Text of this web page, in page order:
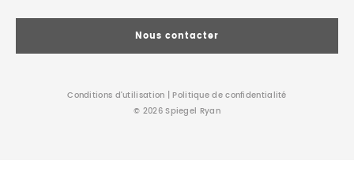
Nous contacter
Conditions d’utilisation |Politique de confidentialité
© 2026 Spiegel Ryan